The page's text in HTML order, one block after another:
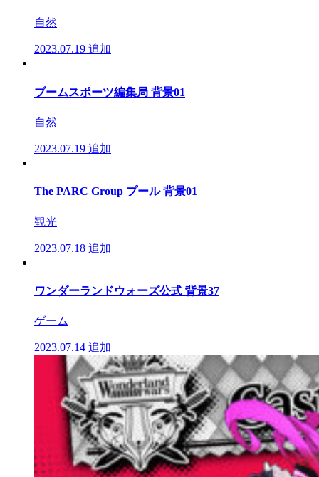
自然
2023.07.19 追加
ブームスポーツ編集局 背景01
自然
2023.07.19 追加
The PARC Group プール 背景01
観光
2023.07.18 追加
ワンダーランドウォーズ公式 背景37
ゲーム
2023.07.14 追加